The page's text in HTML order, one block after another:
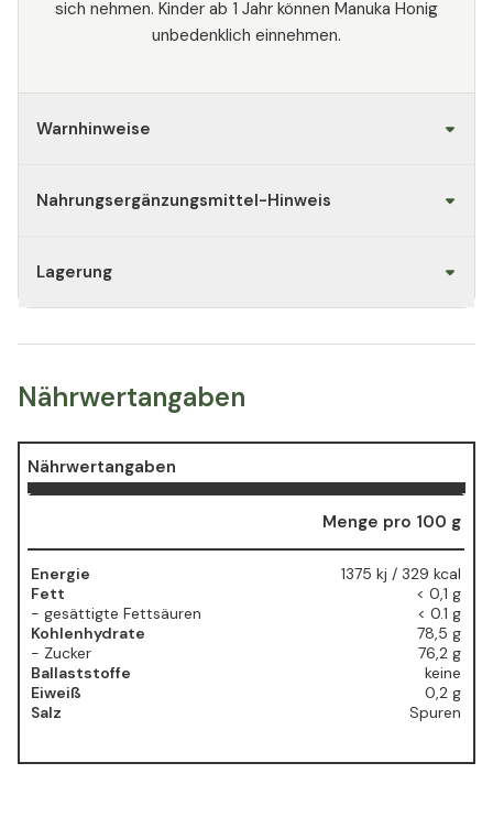
sich nehmen. Kinder ab 1 Jahr können Manuka Honig
unbedenklich einnehmen.
Warnhinweise
Nahrungsergänzungsmittel-Hinweis
Lagerung
Nährwertangaben
Nährwertangaben
Menge pro 100 g
Energie
Fett
- gesättigte Fettsäuren
Kohlenhydrate
- Zucker
Ballaststoffe
Eiweiß
Salz
1375 kj / 329 kcal
< 0,1 g
< 0.1 g
78,5 g
76,2 g
keine
0,2 g
Spuren